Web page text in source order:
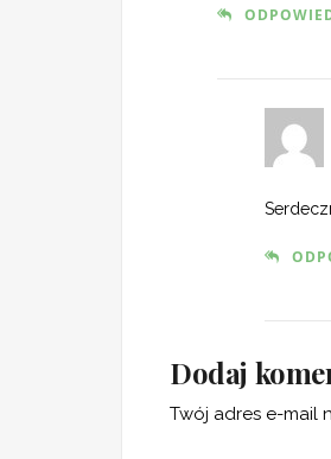
Dodaj
Twój adres e-mail